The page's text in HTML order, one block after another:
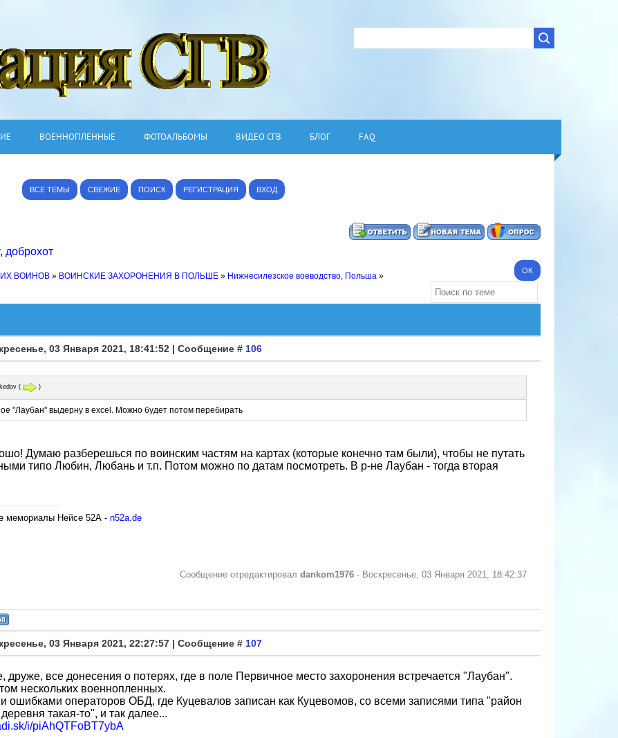
ВОЕННОПЛЕННЫЕ ФОТОАЛЬБОМЫ ВИДЕО СГВ БЛОГ FAQ
ВСЕ ТЕМЫ СВЕЖИЕ ПОИСК РЕГИСТРАЦИЯ ВХОД
, доброхот
ВОИНОВ » ВОИНСКИЕ ЗАХОРОНЕНИЯ В ПОЛЬШЕ » Нижнесилезское воеводство, Польша »
03 Января 2021, 18:41:52 | Сообщение # 106
( )
"Лаубан" выдерну в excel. Можно будет потом перебирать
Думаю разберешься по воинским частям на картах (которые конечно там были), чтобы не путать
типо Любин, Любань и т.п. Потом можно по датам посмотреть. В р-не Лаубан - тогда вторая
мемориалы Нейсе 52А - n52a.de
Сообщение отредактировал dankom1976 - Воскресенье, 03 Января 2021, 18:42:37
03 Января 2021, 22:27:57 | Сообщение # 107
друже, все донесения о потерях, где в поле Первичное место захоронения встречается "Лаубан".
нескольких военнопленных.
ошибками операторов ОБД, где Куцевалов записан как Куцевомов, со всеми записями типа "район
такая-то", и так далее...
i/piAhQTFoBT7ybA